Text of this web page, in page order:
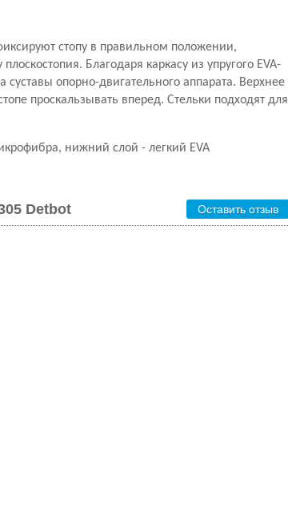
стопу в правильном положении,
Благодаря каркасу из упругого EVA-
опорно-двигательного аппарата. Верхнее
проскальзывать вперед. Стельки подходят для
нижний слой - легкий EVA
Detbot Оставить отзыв